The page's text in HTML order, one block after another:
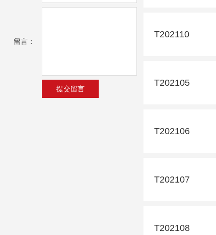
T202110
T202105
T202106
T202107
T202108
留言：